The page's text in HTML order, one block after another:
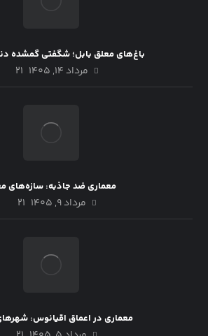
باغ‌های معلق بابل؛ شگفتی گمشده
مرداد ۱۴, ۱۴۰۵ 21
معماری ضد جاذبه: سازه‌های
مرداد ۹, ۱۴۰۵ 21
معماری در اعماق اقیانوس: